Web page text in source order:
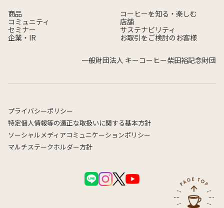
商品
コーヒーを知る・楽しむ
コミュニティ
店舗
セミナー
サステナビリティ
企業・IR
お取引をご検討のお客様
一般財団法人 キーコーヒー柴田裕記念財団
プライバシーポリシー
特定個人情報等の適正な取扱いに関する基本方針
ソーシャルメディアコミュニケーションポリシー
マルチステークホルダー方針